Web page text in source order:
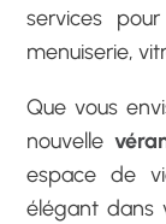
services
menuiserie,
Que vous
nouvelle
espace de
élégant dans